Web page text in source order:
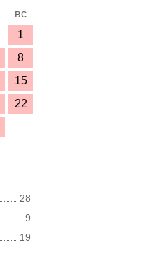
вс
1
8
15
22
28
9
19